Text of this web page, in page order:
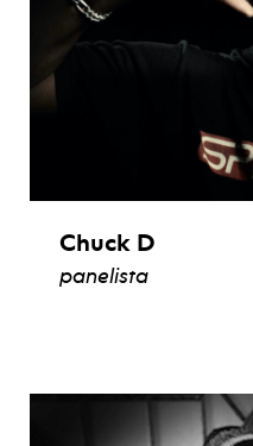
Chuck D
panelista